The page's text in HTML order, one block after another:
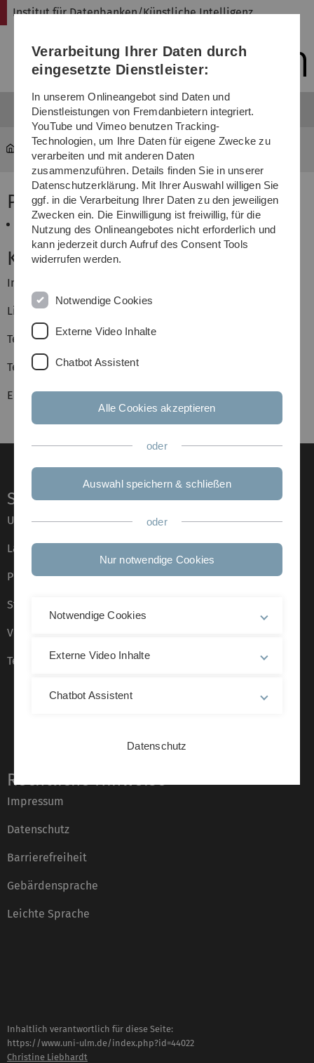
Direkt
Direkt
Direkt
(Sprache,
Drucken,
Media)
Direkt
Direkt
Institut für Datenbanken/Künstliche Intelligenz
...
Praktikum/Projekt
Modellierung von komplexen Systemen
Kontakt
Institut für Datenbanken/Künstliche Intelligenz
Lise-Meitner-Str. 9, 89081 Ulm
Telefon: +49 (0) 731 50 39101
Telefax: +49 (0) 731 50 39999
Email:franz-josef.radermacher(at)uni-ulm.de
Service
Universität von A–Z
Lagepläne
Presse
Stellenangebote
Veranstaltungskalender
Telefonverzeichnis
Rechtliche Hinweise
Impressum
Datenschutz
Barrierefreiheit
Gebärdensprache
Leichte Sprache
Inhaltlich verantwortlich für diese Seite:
https://www.uni-ulm.de/index.php?id=44022
Christine Liebhardt
Verarbeitung Ihrer Daten durch
eingesetzte Dienstleister:
In unserem Onlineangebot sind Daten und
Dienstleistungen von Fremdanbietern integriert.
YouTube und Vimeo benutzen Tracking-
Technologien, um Ihre Daten für eigene Zwecke zu
verarbeiten und mit anderen Daten
zusammenzuführen. Details finden Sie in unserer
Datenschutzerklärung. Mit Ihrer Auswahl willigen Sie
ggf. in die Verarbeitung Ihrer Daten zu den jeweiligen
Zwecken ein. Die Einwilligung ist freiwillig, für die
Nutzung des Onlineangebotes nicht erforderlich und
kann jederzeit durch Aufruf des Consent Tools
widerrufen werden.
Notwendige Cookies
Externe Video Inhalte
Chatbot Assistent
Alle Cookies akzeptieren
oder
Auswahl speichern & schließen
oder
Nur notwendige Cookies
Notwendige Cookies
Externe Video Inhalte
Chatbot Assistent
Datenschutz